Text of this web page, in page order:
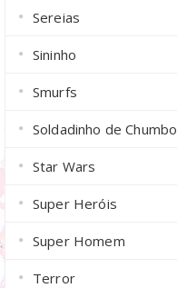
Sereias
Sininho
Smurfs
Soldadinho de Chumbo
Star Wars
Super Heróis
Super Homem
Terror